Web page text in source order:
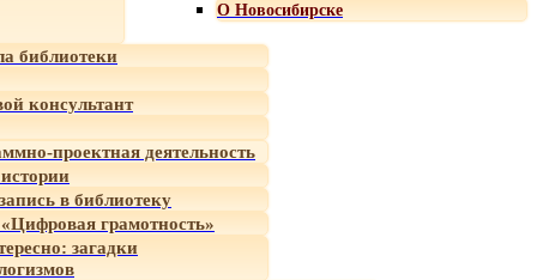
О Новосибирске
библиотеки
консультант
проектная деятельность
в библиотеку
грамотность»
загадки